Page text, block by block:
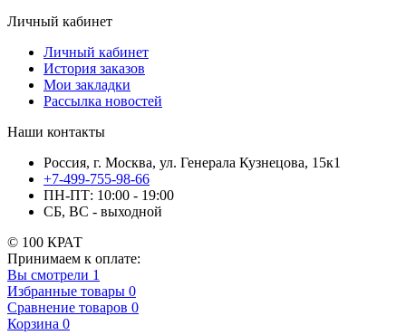
Личный кабинет
Личный кабинет
История заказов
Мои закладки
Рассылка новостей
Наши контакты
Россия, г. Москва, ул. Генерала Кузнецова, 15к1
+7-499-755-98-66
ПН-ПТ: 10:00 - 19:00
СБ, ВС - выходной
© 100 КРАТ
Принимаем к оплате:
Вы смотрели 1
Избранные товары 0
Сравнение товаров 0
Корзина 0